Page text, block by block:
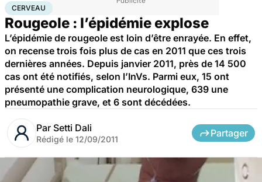
AccueilSanté Cerveau
CERVEAU
Rougeole : l’épidémie explose
L’épidémie de rougeole est loin d’être enrayée. En effet,
on recense trois fois plus de cas en 2011 que ces trois
dernières années. Depuis janvier 2011, près de 14 500
cas ont été notifiés, selon l’InVs. Parmi eux, 15 ont
présenté une complication neurologique, 639 une
pneumopathie grave, et 6 sont décédées.
Par Setti Dali
Rédigé le 12/09/2011
Partager